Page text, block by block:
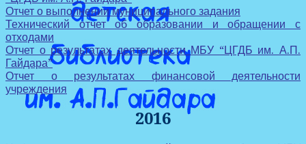
Отчет о выполнении муниципального задания
Технический отчет об образовании и обращении с
отходами
Отчет о результатах деятельности МБУ “ЦГДБ им. А.П.
Гайдара”
Отчет о результатах финансовой деятельности
учреждения
2016